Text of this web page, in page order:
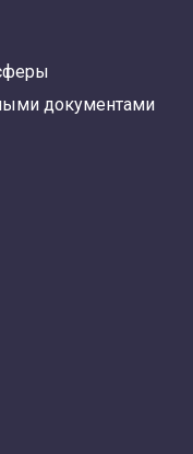
документами